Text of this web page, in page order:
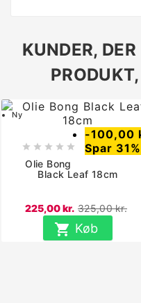
KUNDER,
-100,00
Spar 31%
Ny
    
Olie Bong
Black Leaf 18cm
225,00 kr. 325,00 kr.
 Køb